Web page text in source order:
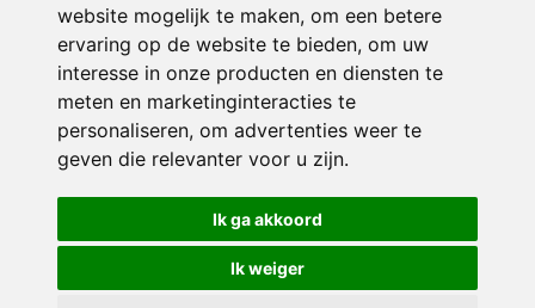
website mogelijk te maken, om een betere
ervaring op de website te bieden, om uw
interesse in onze producten en diensten te
meten en marketinginteracties te
personaliseren, om advertenties weer te
geven die relevanter voor u zijn.
Ik ga akkoord
Ik weiger
© 2026 Sint Bernardus | Alle rechten voorbehouden
Privacy policy|Disclaimer| Klachtenregeling|RSIN en Anbi
voorkeuren
Crealisatie The MindOffice